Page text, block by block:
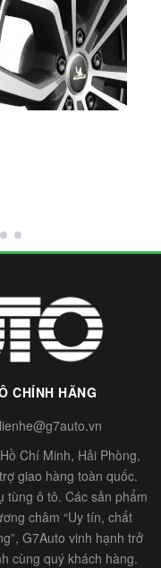
SUV: Đáng
CHÍNH HÃNG
lienhe@g7auto.vn
Chí Minh, Hải Phòng,
giao hàng toàn quốc.
tùng ô tô. Các sản phẩm
châm “Uy tín, chất
G7Auto vinh hạnh trở
cùng quý khách hàng.